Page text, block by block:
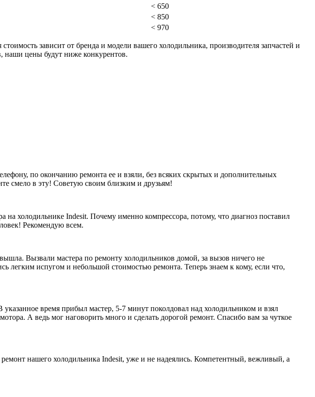
< 650
< 850
< 970
зависит от бренда и модели вашего холодильника, производителя запчастей и
наши цены будут ниже конкурентов.
по окончанию ремонта ее и взяли, без всяких скрытых и дополнительных
смело в эту! Советую своим близким и друзьям!
холодильнике Indesit. Почему именно компрессора, потому, что диагноз поставил
Рекомендую всем.
Вызвали мастера по ремонту холодильников домой, за вызов ничего не
легким испугом и небольшой стоимостью ремонта. Теперь знаем к кому, если что,
время прибыл мастер, 5-7 минут поколдовал над холодильником и взял
А ведь мог наговорить много и сделать дорогой ремонт. Спасибо вам за чуткое
нашего холодильника Indesit, уже и не надеялись. Компетентный, вежливый, а